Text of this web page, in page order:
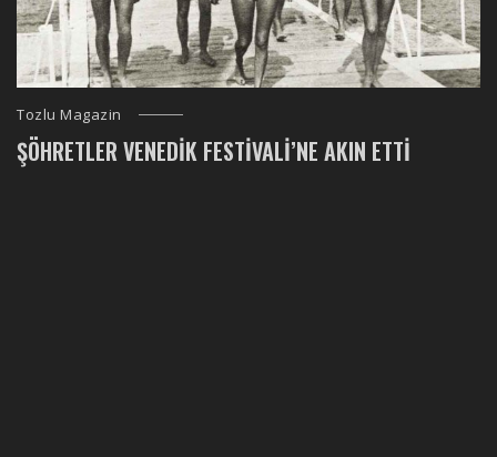
Tozlu Magazin
ŞÖHRETLER VENEDIK FESTIVALI’NE AKIN ETTI